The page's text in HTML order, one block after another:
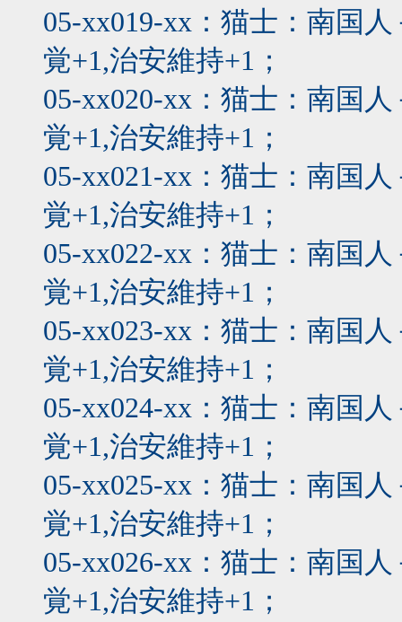
05-xx019-xx：猫士：南国
覚+1,治安維持+1；
05-xx020-xx：猫士：南国
覚+1,治安維持+1；
05-xx021-xx：猫士：南国
覚+1,治安維持+1；
05-xx022-xx：猫士：南国
覚+1,治安維持+1；
05-xx023-xx：猫士：南国
覚+1,治安維持+1；
05-xx024-xx：猫士：南国
覚+1,治安維持+1；
05-xx025-xx：猫士：南国
覚+1,治安維持+1；
05-xx026-xx：猫士：南国
覚+1,治安維持+1；